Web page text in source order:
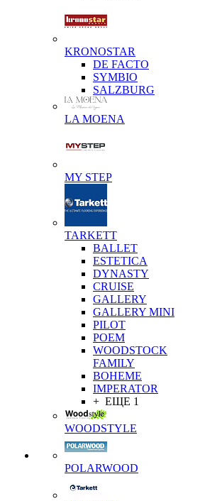
KRONOSTAR
DE FACTO
SYMBIO
SALZBURG
LA MOENA
MY STEP
TARKETT
BALLET
ESTETICA
DYNASTY
CRUISE
GALLERY
GALLERY MINI
PILOT
POEM
WOODSTOCK
FAMILY
BOHEME
IMPERATOR
+ ЕЩЕ 1
WOODSTYLE
POLARWOOD